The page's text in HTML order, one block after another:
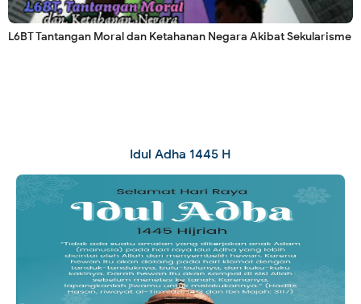
L6BT Tantangan Moral dan Ketahanan Negara Akibat Sekularisme
Idul Adha 1445 H